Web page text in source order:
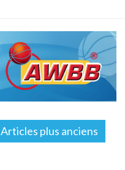
Articles plus anciens